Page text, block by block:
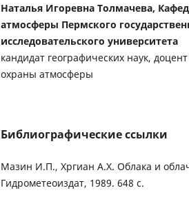
Наталья Игоревна Толмачева,
атмосферы Пермского
исследовательского университета
кандидат географических наук,
охраны атмосферы
Библиографические ссылки
Мазин И.П., Хргиан А.Х. Облака и
Гидрометеоиздат, 1989. 648 с.